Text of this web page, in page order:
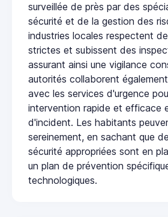
surveillée de près par des
sécurité et de la gestion des
industries locales respectent
strictes et subissent des
assurant ainsi une vigilance
autorités collaborent
avec les services d'urgence
intervention rapide et efficace
d'incident. Les habitants
sereinement, en sachant que
sécurité appropriées sont en
un plan de prévention
technologiques.